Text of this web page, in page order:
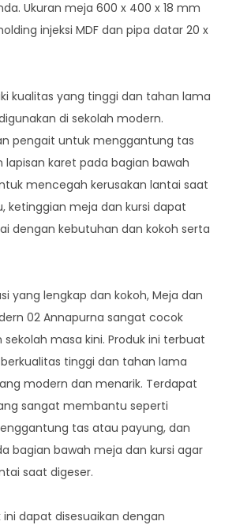
Ukuran meja 600 x 400 x 18 mm
injeksi MDF dan pipa datar 20 x
kualitas yang tinggi dan tahan lama
di sekolah modern.
pengait untuk menggantung tas
karet pada bagian bawah
mencegah kerusakan lantai saat
ketinggian meja dan kursi dapat
dengan kebutuhan dan kokoh serta
yang lengkap dan kokoh, Meja dan
02 Annapurna sangat cocok
masa kini. Produk ini terbuat
tinggi dan tahan lama
modern dan menarik. Terdapat
sangat membantu seperti
tas atau payung, dan
bagian bawah meja dan kursi agar
saat digeser.
ini dapat disesuaikan dengan